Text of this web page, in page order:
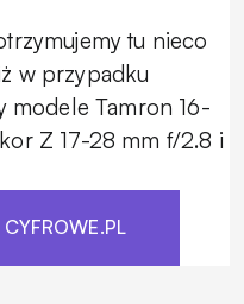
tu nieco
w przypadku
modele Tamron 16-
Z 17-28 mm f/2.8 i